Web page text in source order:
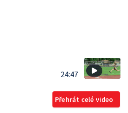
24:47
Přehrát celé video